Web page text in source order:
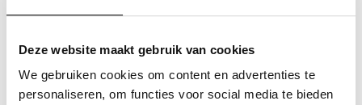
Deze website maakt gebruik van cookies
We gebruiken cookies om content en advertenties te
personaliseren, om functies voor social media te bieden